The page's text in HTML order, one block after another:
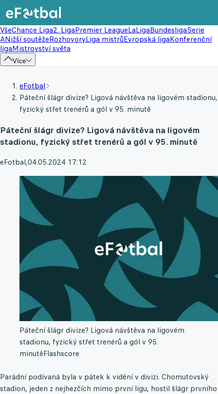
VšeChance Liga2. LigaPremier LeagueLaLigaBundesligaSerie
ANižší soutěžeRozhovoryLiga mistrůEvropská ligaKonferenční
ligaMistrovství světa
Více
eFotbal
Páteční šlágr divize? Ligová návštěva na ligovém stadionu,
fyzický střet trenérů a gól v 95. minutě
Páteční šlágr divize? Ligová návštěva na ligovém
stadionu, fyzický střet trenérů a gól v 95. minutě
eFotbal,04.05.2024 17:12
Páteční šlágr divize? Ligová návštěva na ligovém
stadionu, fyzický střet trenérů a gól v 95.
minutěFlashscore
Parádní podívaná byla v pátek k vidění v divizi. Chomutovský
stadion, jeden z nejhezčích mimo první ligu, hostil šlágr prvního